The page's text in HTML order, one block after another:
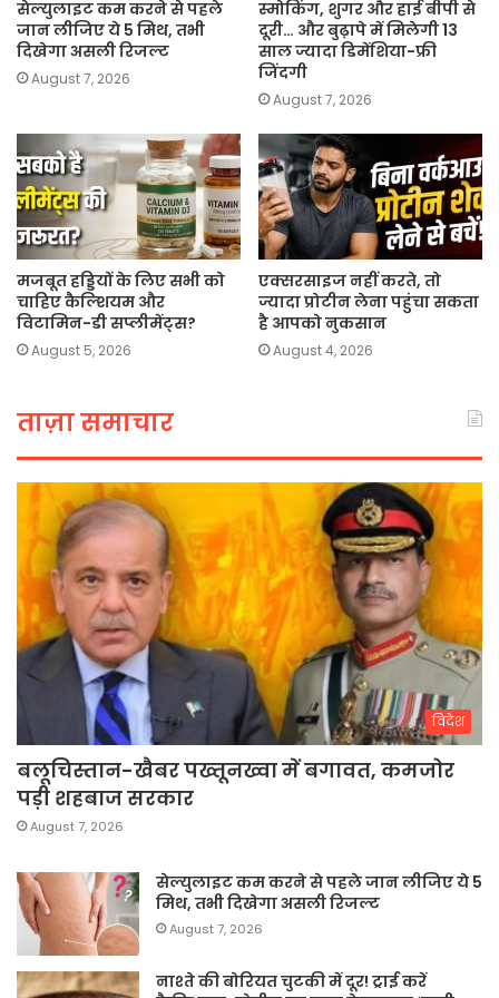
सेल्युलाइट कम करने से पहले
जान लीजिए ये 5 मिथ, तभी
दिखेगा असली रिजल्ट
August 7, 2026
स्मोकिंग, शुगर और हाई बीपी से
दूरी… और बुढ़ापे में मिलेगी 13
साल ज्यादा डिमेंशिया-फ्री
जिंदगी
August 7, 2026
मजबूत हड्डियों के लिए सभी को
चाहिए कैल्शियम और
विटामिन-डी सप्लीमेंट्स?
August 5, 2026
एक्सरसाइज नहीं करते, तो
ज्यादा प्रोटीन लेना पहुंचा सकता
है आपको नुकसान
August 4, 2026
ताज़ा समाचार
विदेश
बलूचिस्तान-खैबर पख्तूनख्वा में बगावत, कमजोर
पड़ी शहबाज सरकार
August 7, 2026
सेल्युलाइट कम करने से पहले जान लीजिए ये 5
मिथ, तभी दिखेगा असली रिजल्ट
August 7, 2026
नाश्ते की बोरियत चुटकी में दूर! ट्राई करें